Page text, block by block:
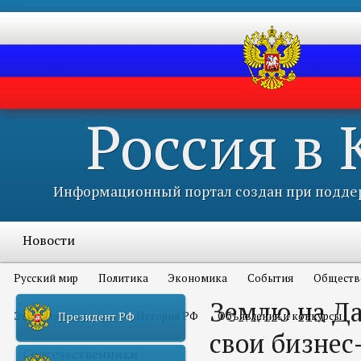
Россия в
Информационный портал создан при
Новости
Русский мир Политика Экономика События
Это интересно всем История РФ Объявления и конкурсы
Соотечественники
Президент РФ
Землю на
свои